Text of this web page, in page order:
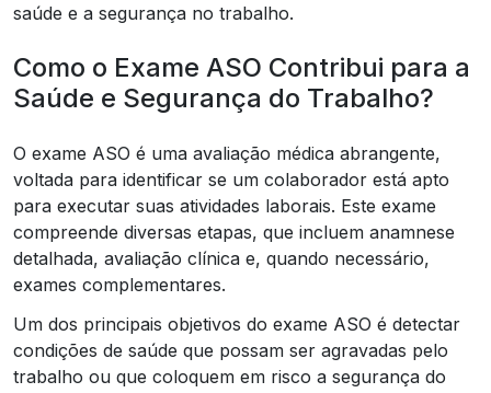
saúde e a segurança no trabalho.
Como o Exame ASO Contribui para a
Saúde e Segurança do Trabalho?
O exame ASO é uma avaliação médica abrangente,
voltada para identificar se um colaborador está apto
para executar suas atividades laborais. Este exame
compreende diversas etapas, que incluem anamnese
detalhada, avaliação clínica e, quando necessário,
exames complementares.
Um dos principais objetivos do exame ASO é detectar
condições de saúde que possam ser agravadas pelo
trabalho ou que coloquem em risco a segurança do